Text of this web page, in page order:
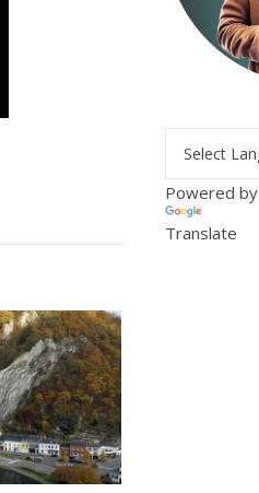
Powered by
Translate